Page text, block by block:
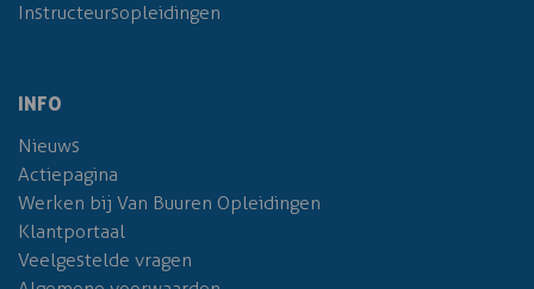
Instructeursopleidingen
INFO
Nieuws
Actiepagina
Werken bij Van Buuren Opleidingen
Klantportaal
Veelgestelde vragen